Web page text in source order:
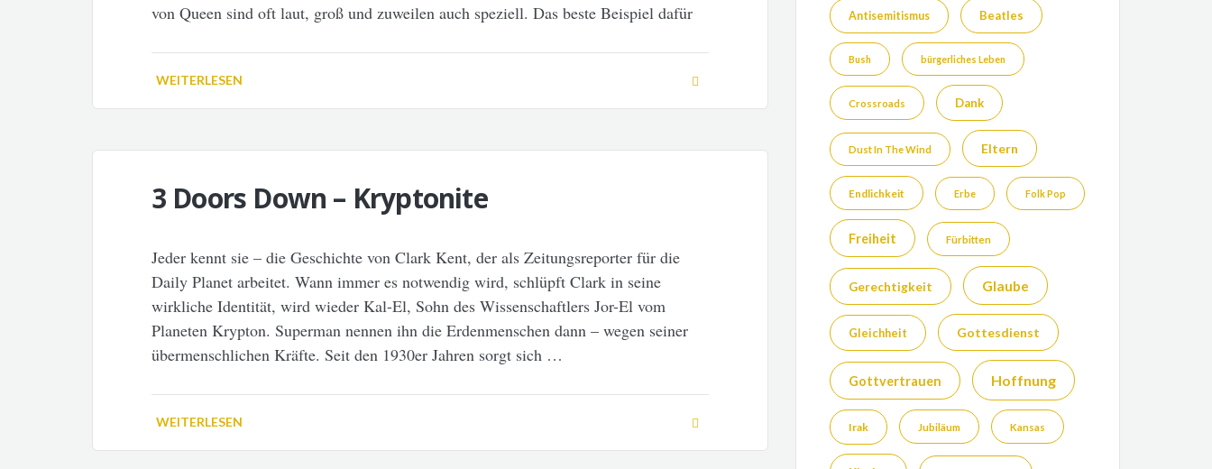
von Queen sind oft laut, groß und zuweilen auch speziell. Das beste Beispiel dafür
WEITERLESEN
3 Doors Down – Kryptonite
Jeder kennt sie – die Geschichte von Clark Kent, der als Zeitungsreporter für die
Daily Planet arbeitet. Wann immer es notwendig wird, schlüpft Clark in seine
wirkliche Identität, wird wieder Kal-El, Sohn des Wissenschaftlers Jor-El vom
Planeten Krypton. Superman nennen ihn die Erdenmenschen dann – wegen seiner
übermenschlichen Kräfte. Seit den 1930er Jahren sorgt sich …
WEITERLESEN
Antisemitismus Beatles
Bush bürgerliches Leben
Crossroads Dank
Dust In The Wind Eltern
Endlichkeit Erbe Folk Pop
Freiheit Fürbitten
Gerechtigkeit Glaube
Gleichheit Gottesdienst
Gottvertrauen Hoffnung
Irak Jubiläum Kansas